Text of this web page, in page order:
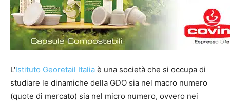
L'Istituto Georetail Italia è una società che si occupa di
studiare le dinamiche della GDO sia nel macro numero
(quote di mercato) sia nel micro numero, ovvero nei